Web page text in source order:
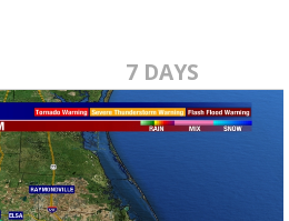
7 DAYS